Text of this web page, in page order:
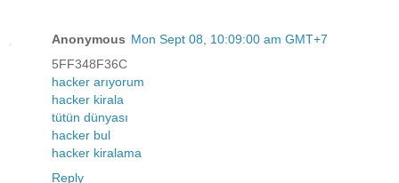
Anonymous Mon Sept 08, 10:09:00 am GMT+7
5FF348F36C
hacker arıyorum
hacker kirala
tütün dünyası
hacker bul
hacker kiralama
Reply